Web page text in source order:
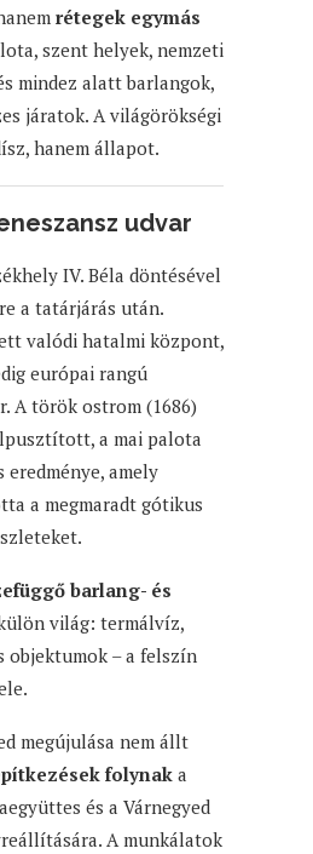
rétegek egymás
szent helyek, nemzeti
mindez alatt barlangok,
járatok. A világörökségi
hanem állapot.
udvar
IV. Béla döntésével
a tatárjárás után.
valódi hatalmi központ,
európai rangú
A török ostrom (1686)
a mai palota
amely
a megmaradt gótikus
barlang- és
világ: termálvíz,
objektumok – a felszín
megújulása nem állt
folynak a
és a Várnegyed
A munkálatok